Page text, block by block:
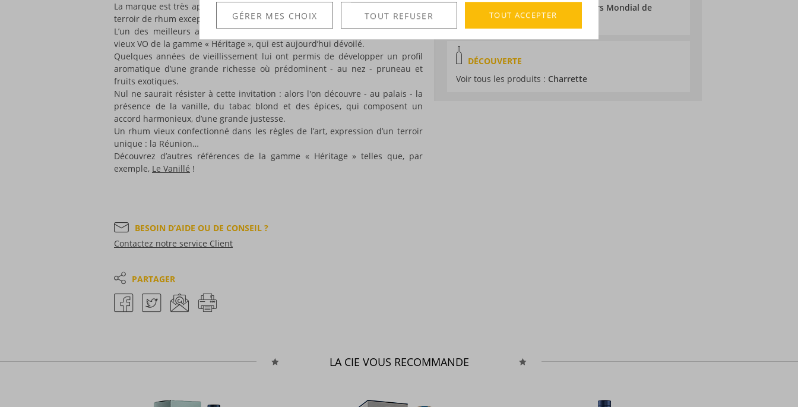
Argent 2021 au Concours Mondial de
Bruxelles
DÉCOUVERTE
Voir tous les produits : Charrette
La marque est très appréciée, tout autour du monde, par les amoureux de ce
terroir de rhum exceptionnel.
L’un des meilleurs ambassadeurs de la marque : probablement ce rhum
vieux VO de la gamme « Héritage », qui est aujourd’hui dévoilé.
Quelques années de vieillissement lui ont permis de développer un profil
aromatique d’une grande richesse où prédominent - au nez - pruneau et
fruits exotiques.
Nul ne saurait résister à cette invitation : alors l'on découvre - au palais - la
présence de la vanille, du tabac blond et des épices, qui composent un
accord harmonieux, d’une grande justesse.
Un rhum vieux confectionné dans les règles de l’art, expression d’un terroir
unique : la Réunion…
Découvrez d’autres références de la gamme « Héritage » telles que, par
exemple, Le Vanillé !
BESOIN D’AIDE OU DE CONSEIL ?
Contactez notre service Client
PARTAGER
LA CIE VOUS RECOMMANDE
GÉRER MES CHOIX TOUT REFUSER TOUT ACCEPTER